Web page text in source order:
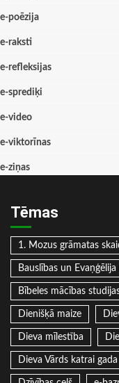
e-poēzija
e-raksti
e-refleksijas
e-sprediķi
e-video
e-viktorīnas
e-ziņas
Tēmas
1. Mozus grāmatas
Bauslības un
Bībeles mācības
Dienišķā maize
Dieva mīlestība
Dieva Vārds katrai